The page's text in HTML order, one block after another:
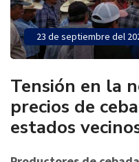
23 de septiembre del
Tensión en la
precios de
estados